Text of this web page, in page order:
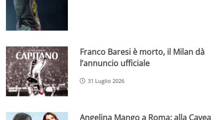
Franco Baresi è morto, il Milan dà
l’annuncio ufficiale
31 Luglio 2026
Angelina Mango a Roma: alla Cavea